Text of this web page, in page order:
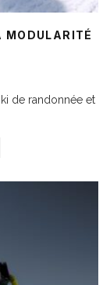
MODULARITÉ
de randonnée et